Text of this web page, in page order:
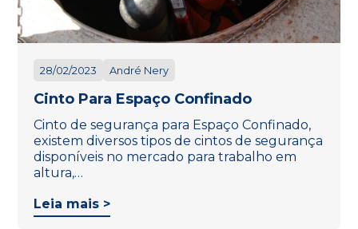
28/02/2023 André Nery
Cinto Para Espaço Confinado
Cinto de segurança para Espaço Confinado,
existem diversos tipos de cintos de segurança
disponíveis no mercado para trabalho em
altura,…
Leia mais >